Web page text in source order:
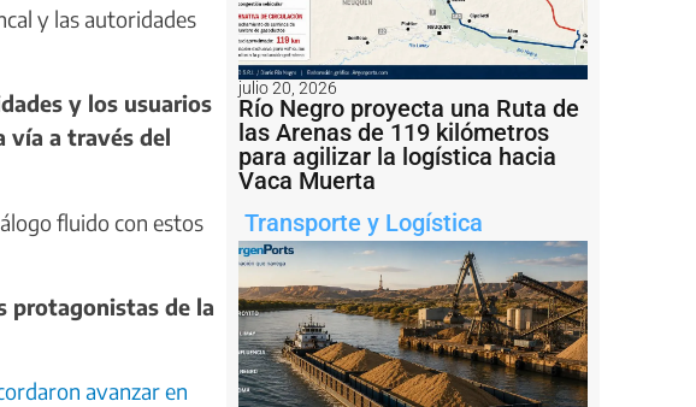
y las autoridades
y los usuarios
vía a través del
fluido con estos
protagonistas de la
avanzar en
julio 20, 2026
Río Negro proyecta una Ruta de
las Arenas de 119 kilómetros
para agilizar la logística hacia
Vaca Muerta
Transporte y Logística